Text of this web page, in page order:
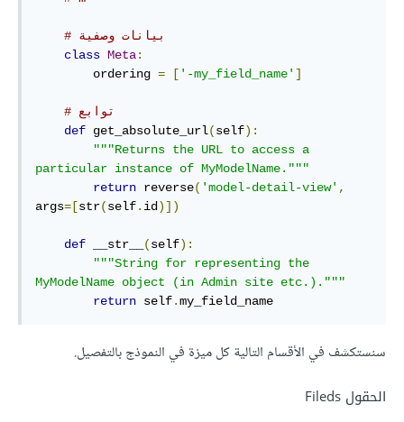
# بيانات وصفية
class Meta:
        ordering
= [ '-my_field_name' ]
# توابع
def get_absolute_url(self):
"""Returns the URL to access a
particular instance of MyModelName."""
return reverse( 'model-detail-view' ,
args=[str(self. id)])
def __str__ (self):
"""String for representing the
MyModelName object (in Admin site etc.)."""
return self.my_field_name
سنستكشف في الأقسام التالية كل ميزة في النموذج بالتفصيل.
الحقول Fileds